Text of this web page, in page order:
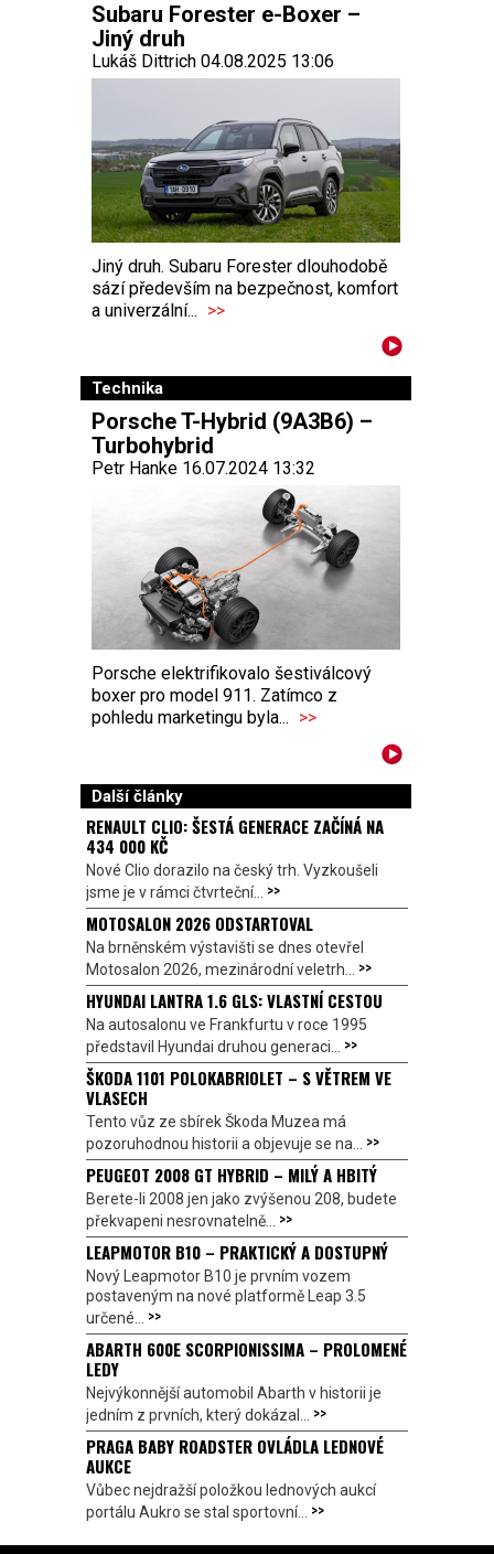
Subaru Forester e-Boxer –
Jiný druh
Lukáš Dittrich 04.08.2025 13:06
Jiný druh. Subaru Forester dlouhodobě
sází především na bezpečnost, komfort
a univerzální... >>
Technika
Porsche T-Hybrid (9A3B6) –
Turbohybrid
Petr Hanke 16.07.2024 13:32
Porsche elektrifikovalo šestiválcový
boxer pro model 911. Zatímco z
pohledu marketingu byla... >>
Další články
RENAULT CLIO: ŠESTÁ GENERACE ZAČÍNÁ NA
434 000 KČ
Nové Clio dorazilo na český trh. Vyzkoušeli
jsme je v rámci čtvrteční... >>
MOTOSALON 2026 ODSTARTOVAL
Na brněnském výstavišti se dnes otevřel
Motosalon 2026, mezinárodní veletrh... >>
HYUNDAI LANTRA 1.6 GLS: VLASTNÍ CESTOU
Na autosalonu ve Frankfurtu v roce 1995
představil Hyundai druhou generaci... >>
ŠKODA 1101 POLOKABRIOLET – S VĚTREM VE
VLASECH
Tento vůz ze sbírek Škoda Muzea má
pozoruhodnou historii a objevuje se na... >>
PEUGEOT 2008 GT HYBRID – MILÝ A HBITÝ
Berete-li 2008 jen jako zvýšenou 208, budete
překvapeni nesrovnatelně... >>
LEAPMOTOR B10 – PRAKTICKÝ A DOSTUPNÝ
Nový Leapmotor B10 je prvním vozem
postaveným na nové platformě Leap 3.5
určené... >>
ABARTH 600E SCORPIONISSIMA – PROLOMENÉ
LEDY
Nejvýkonnější automobil Abarth v historii je
jedním z prvních, který dokázal... >>
PRAGA BABY ROADSTER OVLÁDLA LEDNOVÉ
AUKCE
Vůbec nejdražší položkou lednových aukcí
portálu Aukro se stal sportovní... >>